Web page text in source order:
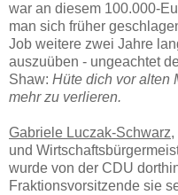
war an diesem 100.000-
man sich früher
Job weitere zwei Jahre
auszuüben - ungeachtet
Shaw: Hüte dich vor alten
mehr zu verlieren.
Gabriele Luczak-Schwarz,
und
wurde von der CDU
Fraktionsvorsitzende sie